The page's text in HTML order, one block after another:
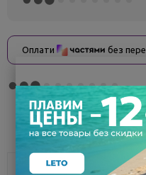
Оплати без